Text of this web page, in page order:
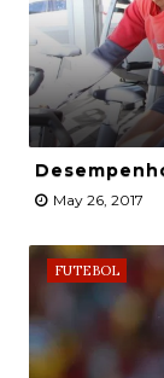
May 26, 2017
FUTEBOL